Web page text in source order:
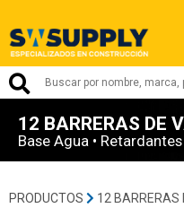
12 BARRERAS DE
Base Agua •
PRODUCTOS 12 BARRERAS